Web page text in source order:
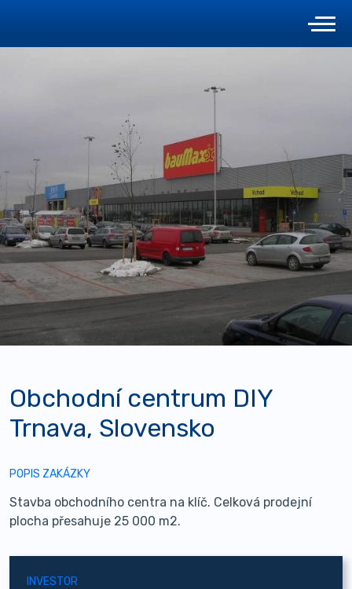
Obchodní centrum DIY
Trnava, Slovensko
POPIS ZAKÁZKY
Stavba obchodního centra na klíč. Celková prodejní
plocha přesahuje 25 000 m2.
INVESTOR